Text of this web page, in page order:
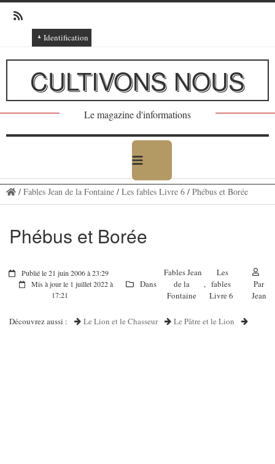
Identification
Connexion
Connexion via Facebook
Inscription
Ajout texte ou poème
CULTIVONS NOUS
Le magazine d'informations
/ Fables Jean de la Fontaine/ Les fables Livre 6/ Phébus et Borée
Phébus et Borée
Publié le 21 juin 2006 à 23:29
Mis à jour le 1 juillet 2022 à
17:21
Dans
Fables Jean
de la
Fontaine
,
Les
fables
Livre 6
Par
Jean
Découvrez aussi : Le Lion et le Chasseur Le Pâtre et le Lion